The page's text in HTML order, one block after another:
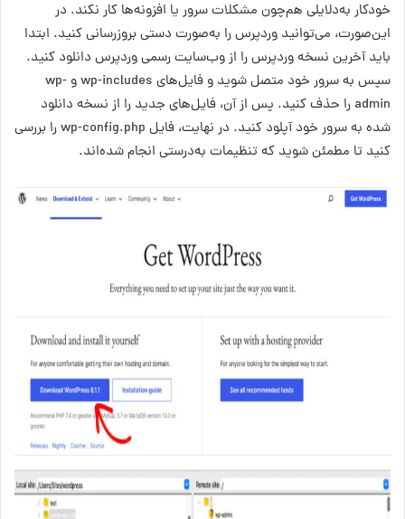
خودکار به‌دلایلی هم‌چون مشکلات سرور یا افزونه‌ها کار نکند. در
این‌صورت، می‌توانید وردپرس را به‌صورت دستی بروز‌رسانی کنید. ابتدا
باید آخرین نسخه وردپرس را از وب‌سایت رسمی وردپرس دانلود کنید.
سپس به سرور خود متصل شوید و فایل‌های wp-includes و wp-
admin را حذف کنید. پس از آن، فایل‌های جدید را از نسخه دانلود
شده به سرور خود آپلود کنید. در نهایت، فایل wp-config.php را بررسی
کنید تا مطمئن شوید که تنظیمات به‌درستی انجام شده‌اند.